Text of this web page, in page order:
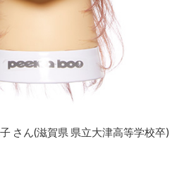
さん(滋賀県 県立大津高等学校卒)